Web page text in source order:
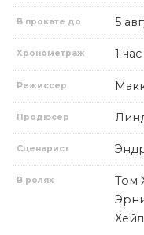
В прокате до 5
Хронометраж 1
Режиссер
Продюсер
Сценарист
В ролях
Том